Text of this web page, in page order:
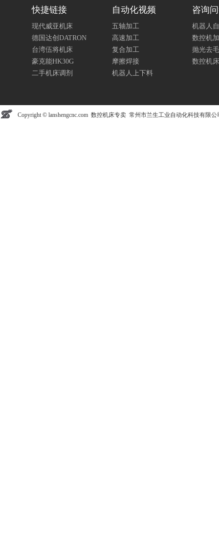
快捷链接
现代威亚机床
德国达创DATRON
台湾伍将机床
豪克能HK30G
二手机床调剂
自动化视频
五轴加工
高速加工
复合加工
摩擦焊接
机器人上下料
咨询
机器人
数控机
抛光去
数控机
Copyright © lanshengcnc.com 数控机床专卖 常州市兰生工业自动化科技有限